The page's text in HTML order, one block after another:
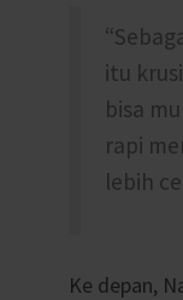
itu
bisa
rapi
lebih
Ke depan,